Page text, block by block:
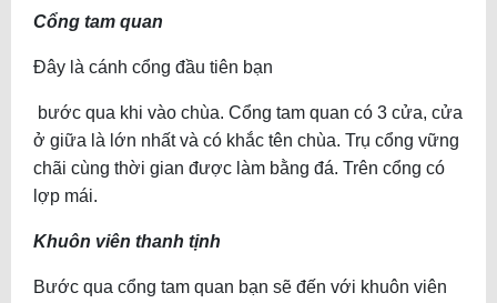
Cổng tam quan
Đây là cánh cổng đầu tiên bạn
bước qua khi vào chùa. Cổng tam quan có 3 cửa, cửa
ở giữa là lớn nhất và có khắc tên chùa. Trụ cổng vững
chãi cùng thời gian được làm bằng đá. Trên cổng có
lợp mái.
Khuôn viên thanh tịnh
Bước qua cổng tam quan bạn sẽ đến với khuôn viên